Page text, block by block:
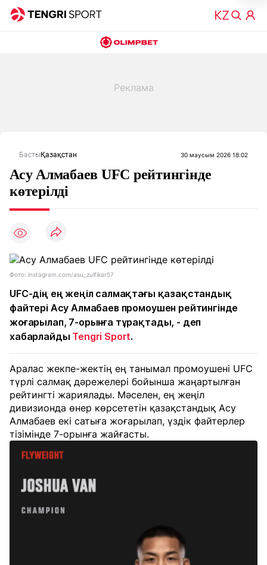
БастыҚазақстан 30 маусым 2026 18:02
Асу Алмабаев UFC рейтингінде
көтерілді
Фото: instagram.com/asu_zulfikar57
UFC-дің ең жеңіл салмақтағы қазақстандық
файтері Асу Алмабаев промоушен рейтингінде
жоғарылап, 7-орынға тұрақтады, - деп
хабарлайды Tengri Sport.
Аралас жекпе-жектің ең танымал промоушені UFC
түрлі салмақ дәрежелері бойынша жаңартылған
рейтингті жариялады. Мәселен, ең жеңіл
дивизионда өнер көрсететін қазақстандық Асу
Алмабаев екі сатыға жоғарылап, үздік файтерлер
тізімінде 7-орынға жайғасты.